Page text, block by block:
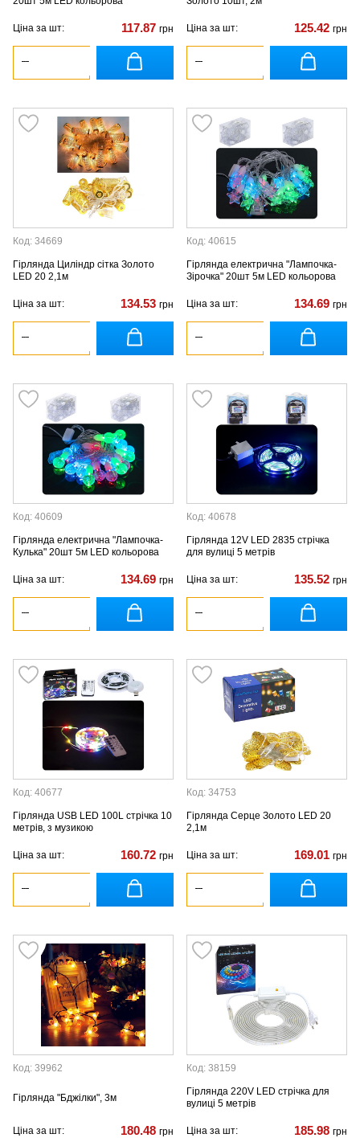
Ціна за шт: 117.87 грн Ціна за шт: 125.42 грн
Код: 34669
Гірлянда Циліндр сітка Золото
LED 20 2,1м
Ціна за шт: 134.53 грн
Код: 40615
Гірлянда електрична "Лампочка-
Зірочка" 20шт 5м LED кольорова
Ціна за шт: 134.69 грн
Код: 40609
Гірлянда електрична "Лампочка-
Кулька" 20шт 5м LED кольорова
Ціна за шт: 134.69 грн
Код: 40678
Гірлянда 12V LED 2835 стрічка
для вулиці 5 метрів
Ціна за шт: 135.52 грн
Код: 40677
Гірлянда USB LED 100L стрічка 10
метрів, з музикою
Ціна за шт: 160.72 грн
Код: 34753
Гірлянда Серце Золото LED 20
2,1м
Ціна за шт: 169.01 грн
Код: 39962
Гірлянда "Бджілки", 3м
Ціна за шт: 180.48 грн
Код: 38159
Гірлянда 220V LED стрічка для
вулиці 5 метрів
Ціна за шт: 185.98 грн